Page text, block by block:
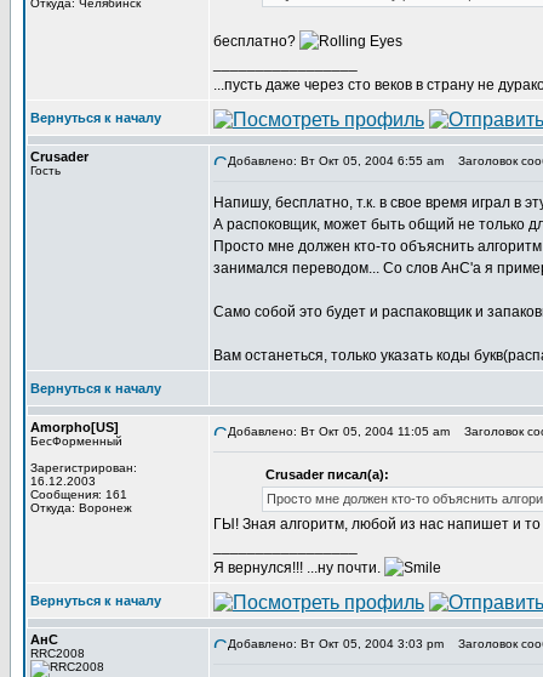
Откуда: Челябинск
бесплатно?
...пусть даже через сто веков в страну не
Вернуться к началу
Crusader
Гость
Добавлено: Вт Окт 05, 2004 6:55 am Заголовок
Напишу, бесплатно, т.к. в свое время играл в
А распоковщик, может быть общий не только
Просто мне должен кто-то объяснить
занимался переводом... Со слов АнС'а я
Само собой это будет и распаковщик и
Вам останеться, только указать коды
Вернуться к началу
Amorpho[US]
БесФорменный
Зарегистрирован:
16.12.2003
Сообщения: 161
Откуда: Воронеж
Добавлено: Вт Окт 05, 2004 11:05 am Заголовок
Crusader писал(а):
Просто мне должен кто-то объяснить
ГЫ! Зная алгоритм, любой из нас напишет и то
Я вернулся!!! ...ну почти.
Вернуться к началу
АнС
RRC2008
Добавлено: Вт Окт 05, 2004 3:03 pm Заголовок